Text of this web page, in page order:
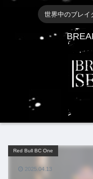
世界中のブレイ
Red Bull BC One
2025.04.13